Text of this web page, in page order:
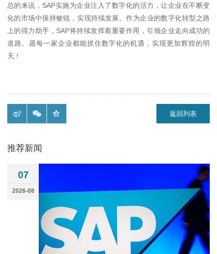
总的来说， SAP实施为企业注入了数字化的活力，让企业在不断变
化的市场中保持敏锐，实现持续发展。作为企业的数字化转型之路
上的得力助手， SAP将持续发挥着重要作用，引领企业走向成功的
道路。愿每一家企业都能抓住数字化的机遇，实现更加辉煌的明
天！
返回列表
推荐新闻
07
2026-08